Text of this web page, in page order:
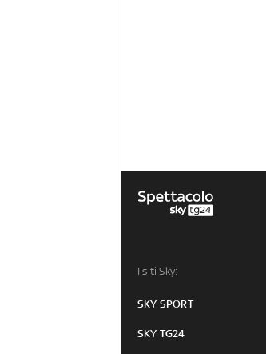
I siti Sky:
SKY SPORT
SKY TG24